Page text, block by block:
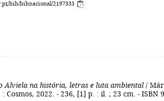
bib/bibnacional/2197333
Alviela na história, letras e luta ambiental /
Cosmos, 2022. - 236, [1] p. : il. ; 23 cm. - ISBN